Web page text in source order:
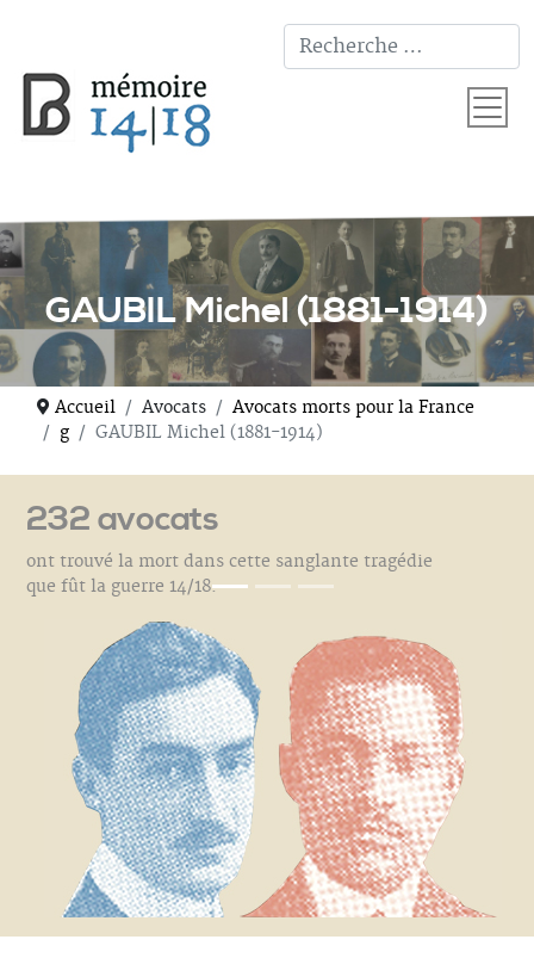
GAUBIL Michel (1881-1914)
Accueil Avocats
Avocats morts pour la France
g
GAUBIL Michel (1881-1914)
232 avocats
ont trouvé la mort dans cette sanglante tragédie
que fût la guerre 14/18.